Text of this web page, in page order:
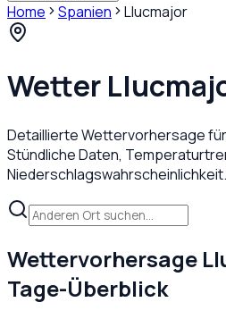
Home Spanien Llucmajor
Wetter
Detaillierte Wettervorhersage für
Stündliche Daten,
Niederschlagswahrscheinlichkeit.
Wettervorhersage
Tage-Überblick